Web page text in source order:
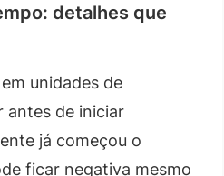
detalhes que
unidades de
antes de iniciar
já começou o
ficar negativa mesmo